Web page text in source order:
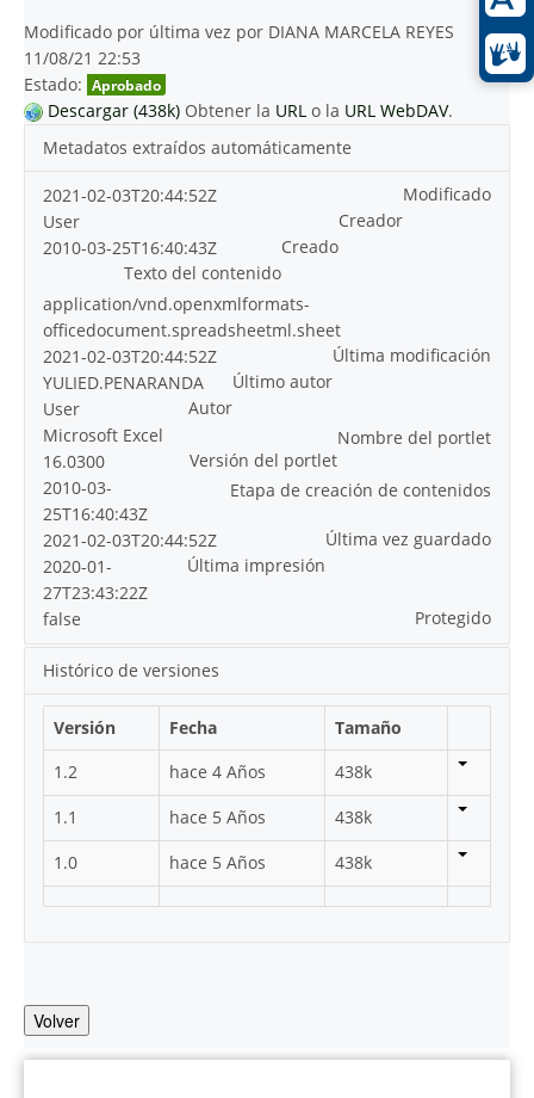
Modificado por última vez por DIANA MARCELA REYES
11/08/21 22:53
Estado: Aprobado
Descargar (438k) Obtener la URL o la URL WebDAV.
Metadatos extraídos automáticamente
Modificado
2021-02-03T20:44:52Z
Creador
User
Creado
2010-03-25T16:40:43Z
Texto del contenido
application/vnd.openxmlformats-
officedocument.spreadsheetml.sheet
Última modificación
2021-02-03T20:44:52Z
Último autor
YULIED.PENARANDA
Autor
User
Nombre del portlet
Microsoft Excel
Versión del portlet
16.0300
Etapa de creación de contenidos
2010-03-
25T16:40:43Z
Última vez guardado
2021-02-03T20:44:52Z
Última impresión
2020-01-
27T23:43:22Z
Protegido
false
Histórico de versiones
Versión Fecha
Tamaño
1.2
hace 4 Años
438k
1.1
hace 5 Años
438k
1.0
hace 5 Años 438k
Volver